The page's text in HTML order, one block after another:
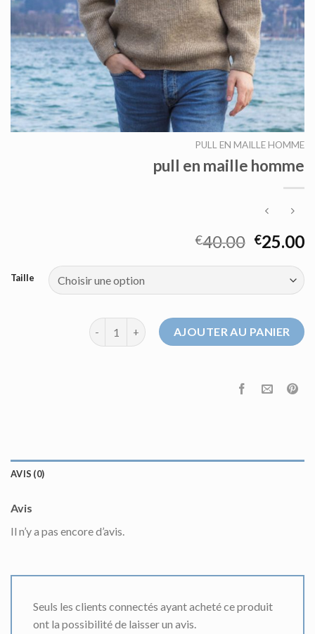
PULL EN MAILLE HOMME
pull en maille homme
€40.00 €25.00
Taille
quantité de pull en maille homme
AJOUTER AU PANIER
AVIS (0)
Avis
Il n’y a pas encore d’avis.
Seuls les clients connectés ayant acheté ce produit
ont la possibilité de laisser un avis.